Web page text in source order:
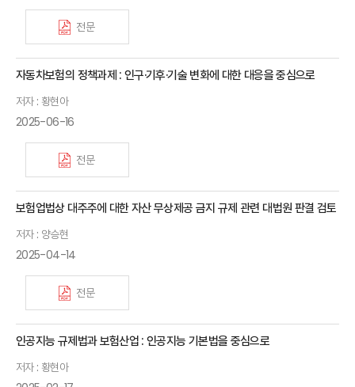
전문
자동차보험의 정책과제 : 인구·기후·기술 변화에 대한 대응을 중심으로
저자 : 황현아
2025-06-16
전문
보험업법상 대주주에 대한 자산 무상제공 금지 규제 관련 대법원 판결 검토
저자 : 양승현
2025-04-14
전문
인공지능 규제법과 보험산업 : 인공지능 기본법을 중심으로
저자 : 황현아